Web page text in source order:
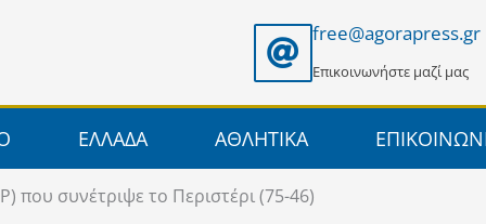
free@agorapress.gr
Επικοινωνήστε μαζί μας
ΕΛΛΑΔΑ ΑΘΛΗΤΙΚΑ
που συνέτριψε το Περιστέρι (75-46)